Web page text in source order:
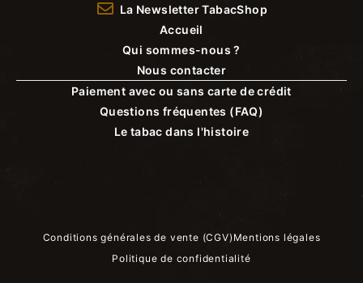
La Newsletter TabacShop
Accueil
Qui sommes-nous ?
Nous contacter
Paiement avec ou sans carte de crédit
Questions fréquentes (FAQ)
Le tabac dans l'histoire
Conditions générales de vente (CGV) Mentions légales
Politique de confidentialité